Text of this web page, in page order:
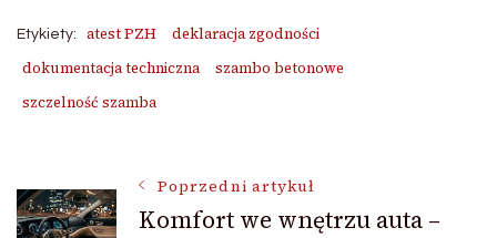
Etykiety: atest PZH
deklaracja zgodności
dokumentacja techniczna
szambo betonowe
szczelność szamba
NawigacjaPoprzedni artykuł
Komfort we wnętrzu auta –